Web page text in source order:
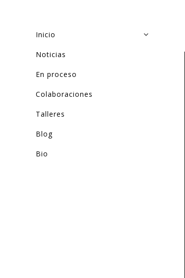
Inicio
Noticias
En proceso
Colaboraciones
Talleres
Blog
Bio